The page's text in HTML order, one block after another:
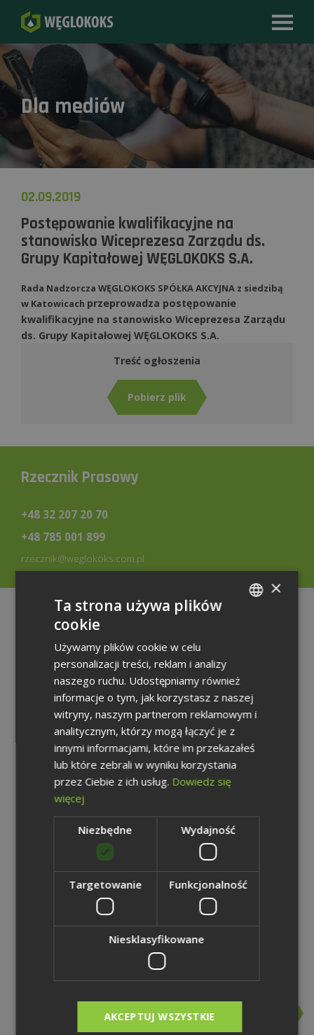
Dla mediów
02.09.2019
Postępowanie kwalifikacyjne na
stanowisko Wiceprezesa Zarządu ds.
Grupy Kapitałowej WĘGLOKOKS S.A.
Rada Nadzorcza WĘGLOKOKS SPÓŁKA AKCYJNA z siedzibą
w Katowicach przeprowadza postępowanie
kwalifikacyjne na stanowisko Wiceprezesa Zarządu
ds. Grupy Kapitałowej WĘGLOKOKS S.A.
Treść ogłoszenia
Pobierz plik
Rzecznik Prasowy
+48 32 207 20 70
+48 785 001 899
rzecznik@weglokoks.com.pl
Teczka
prasowa
Zdjęcia Grupy Kapitałowej Węglokoks S.A. - Górnictwo
4,99 MB | zip
Pobierz plik
Zdjęcia Grupy Kapitałowej Węglokoks S.A. - Energetyka
2,65 MB | zip
Pobierz plik
Zdjęcia Grupy Kapitałowej Węglokoks S.A. - Hutnictwo
Pobierz plik
Zdjęcia Grupy Kapitałowej Węglokoks S.A. - Logistyka
×
Ta strona używa plików
cookie
Używamy plików cookie w celu
personalizacji treści, reklam i analizy
naszego ruchu. Udostępniamy również
informacje o tym, jak korzystasz z naszej
witryny, naszym partnerom reklamowym i
analitycznym, którzy mogą łączyć je z
innymi informacjami, które im przekazałeś
lub które zebrali w wyniku korzystania
przez Ciebie z ich usług. Dowiedz się
więcej
Niezbędne Wydajność
Targetowanie Funkcjonalność
Niesklasyfikowane
AKCEPTUJ WSZYSTKIE